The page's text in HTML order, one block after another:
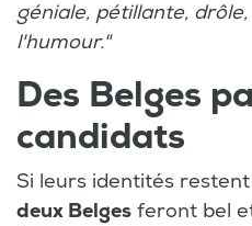
géniale, pétillante,
l'humour."
Des Belges
candidats
Si leurs identités
deux Belges feront bel